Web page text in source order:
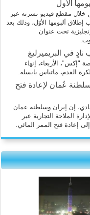
الأول
خلال مقطع فيديو نشرته عبر
ألبومها الأوّل، وذلك بعد
تحت عنوان
في البريميرليغ
"إكس"، الأربعاء، إنهاء
لكرة القدم، ماتياس يايسله.
عُمان لإعادة فتح
إن إيران وسلطنة عمان
الملاحة التجارية عبر
إعادة فتح الممر المائي.